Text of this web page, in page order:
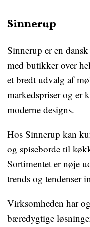
Sinnerup
Sinnerup er en
med butikker over
et bredt udvalg af
markedspriser og er
moderne designs.
Hos Sinnerup kan
og spiseborde til
Sortimentet er nøje
trends og tendenser
Virksomheden har
bæredygtige